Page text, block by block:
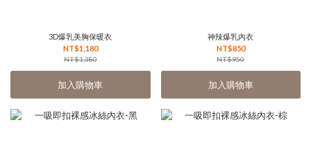
3D爆乳美胸保暖衣
NT$1,180
NT$1,380
加入購物車
神辣爆乳內衣
NT$850
NT$950
加入購物車